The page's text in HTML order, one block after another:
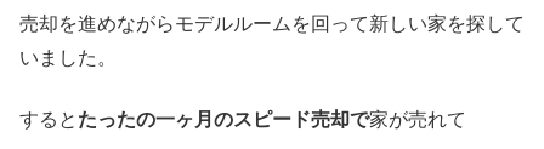
売却を進めながらモデルルームを回って新しい家を探して
いました。
すると たったの一ヶ月のスピード売却で家が売れて